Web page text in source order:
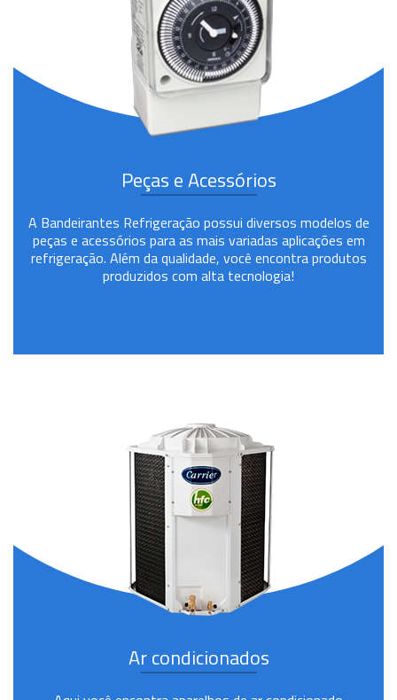
Peças e Acessórios
A Bandeirantes Refrigeração possui diversos modelos de
peças e acessórios para as mais variadas aplicações em
refrigeração. Além da qualidade, você encontra produtos
produzidos com alta tecnologia!
Ar condicionados